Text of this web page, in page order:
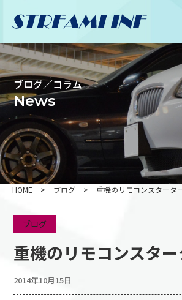
ブログ／コラム
News
HOME > ブログ > 重機のリモコンスタータ
ブログ
重機のリモコンスター
2014年10月15日